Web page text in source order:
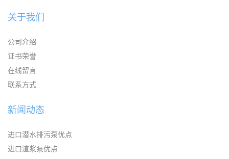
关于我们
公司介绍
证书荣誉
在线留言
联系方式
新闻动态
进口潜水排污泵优点
进口渣浆泵优点